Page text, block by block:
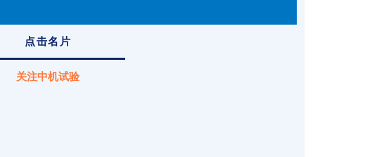
点击名片
关注中机试验